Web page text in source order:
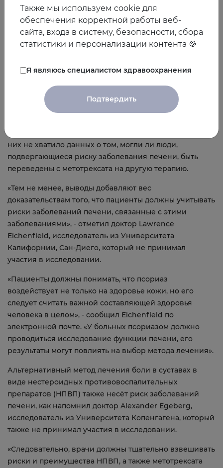
Компания Pfizer, выпускающая аналог метотрексата,
наняла доктора Gelfand и еще одного автора
исследования в качестве консультантов и
предоставила им исследовательские гранты, хотя эта
анализе настоящего исследования. Авторы имеют
фармацевтических компаний.
Одним из ограничений исследования является то, что
них не хватило данных о том, могли ли люди,
подвергающиеся риску заболевания печени, быть
переведены с метотрексата на другую терапию.
«Тем не менее, выводы добавляют вес
доказательствам того, что пациенты должны учитывать
риски заболеваний печени, связанные с этими
заболеваниями», - отметил доктор Lawrence
Eichenfield, исследователь из Университета
Калифорнии, Сан-Диего, который не принимал
участия в исследовании.
«Пациенты должны понимать, что псориаз
воздействует не только на здоровье кожи, но его
следует считать важной составляющей здоровья
человека в целом», - сообщил Eichenfield по
электронной почте. «У больных псориазом должно
проводиться исследование функции печени, его
результаты могут повлиять на выбор метода лечения».
Альтернативный метод лечения боли в суставах в
виде нестероидных противовоспалительных
препаратов (НПВП) также несёт риск заболеваний
печени, как напомнил доктор Alexander Egeberg,
исследователь из Университета Копенгагена, который
также не принимал участия в исследовании.
«Следовательно, врачи должны тщательно взвешивать
риски и преимущества НПВП, а также метотрексата
Также мы используем cookie для
обеспечения корректной работы веб-
сайта, входа в систему, безопасности, сбора
статистики и персонализации контента 🍪
Я являюсь специалистом здравоохранения
Подтвердить